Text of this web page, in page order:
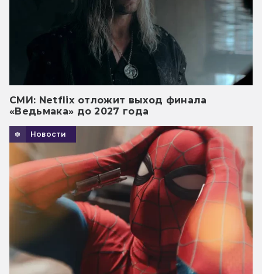
СМИ: Netflix отложит выход финала
«Ведьмака» до 2027 года
Новости